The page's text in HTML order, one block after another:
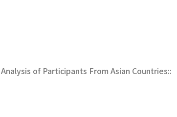
of Participants From Asian Countries::